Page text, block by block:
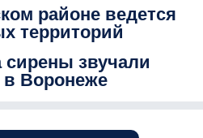
районе ведется
территорий
сирены звучали
в Воронеже